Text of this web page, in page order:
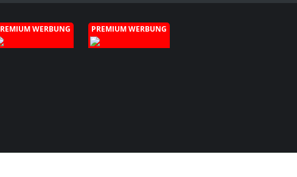
WERBUNG PREMIUM WERBUNG